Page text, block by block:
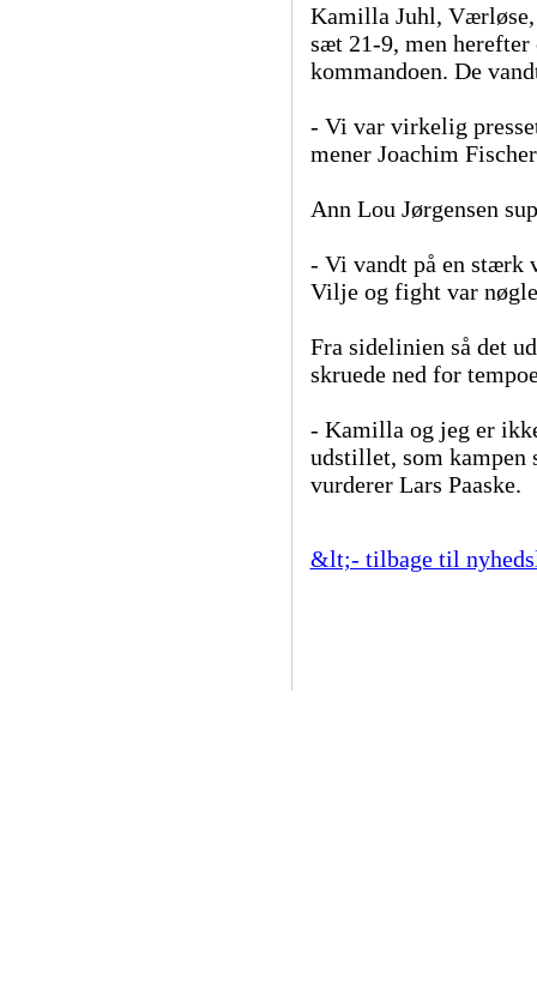
Kamilla Juhl, Værløse,
sæt 21-9, men
kommandoen. De
- Vi var virkelig
mener Joachim
Ann Lou Jørgensen
- Vi vandt på en stærk
Vilje og fight var
Fra sidelinien så det
skruede ned for
- Kamilla og jeg er
udstillet, som kampen
vurderer Lars Paaske.
&lt;- tilbage til